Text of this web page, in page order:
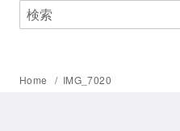
Home IMG_7020